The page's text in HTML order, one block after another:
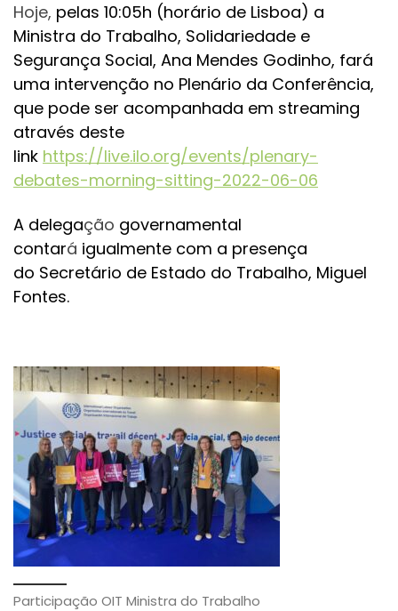
Hoje, pelas 10:05h (horário de Lisboa) a
Ministra do Trabalho, Solidariedade e
Segurança Social, Ana Mendes Godinho, fará
uma intervenção no Plenário da Conferência,
que pode ser acompanhada em streaming
através deste
link https://live.ilo.org/events/plenary-
debates-morning-sitting-2022-06-06
A delegação governamental
contará igualmente com a presença
do Secretário de Estado do Trabalho, Miguel
Fontes.
Participação OIT Ministra do Trabalho